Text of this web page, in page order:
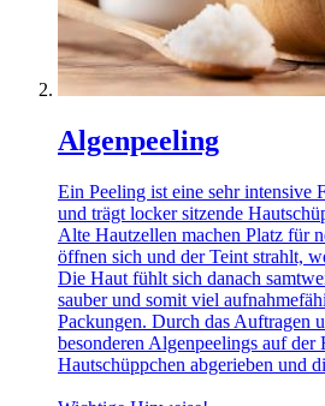
Algenpeeling
Ein Peeling ist eine sehr intensive
und trägt locker sitzende
Alte Hautzellen machen Platz für
öffnen sich und der Teint strahlt,
Die Haut fühlt sich danach
sauber und somit viel
Packungen. Durch das Auftragen
besonderen Algenpeelings auf der
Hautschüppchen abgerieben und